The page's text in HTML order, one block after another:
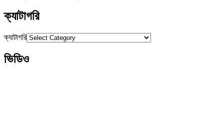
ক্যাটাগরি
ক্যাটাগরি
ভিডিও